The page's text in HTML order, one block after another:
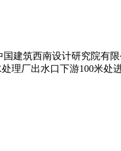
建筑西南设计研究院有
理厂出水口下游100米处